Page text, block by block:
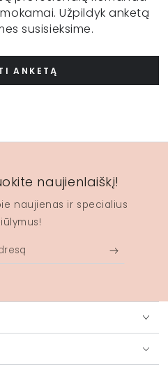
Užpildyk anketą
susisieksime.
ANKETĄ
naujienlaiškį!
naujienas ir specialius